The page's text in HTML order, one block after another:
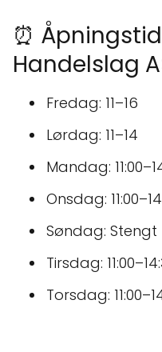
⏰
Handelslag
Fredag: 11–16
Lørdag: 11–14
Mandag:
Onsdag:
Søndag: Stengt
Tirsdag:
Torsdag: